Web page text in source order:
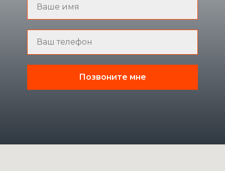
Позвоните мне